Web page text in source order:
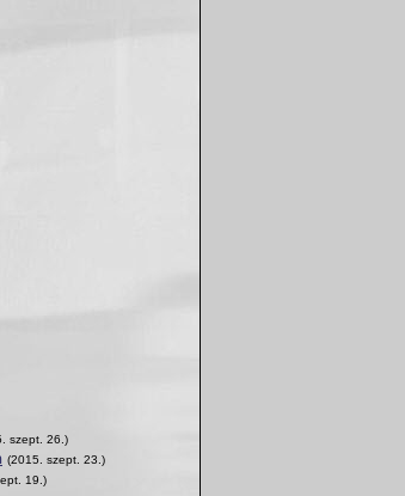
szept. 26.)
(2015. szept. 23.)
19.)